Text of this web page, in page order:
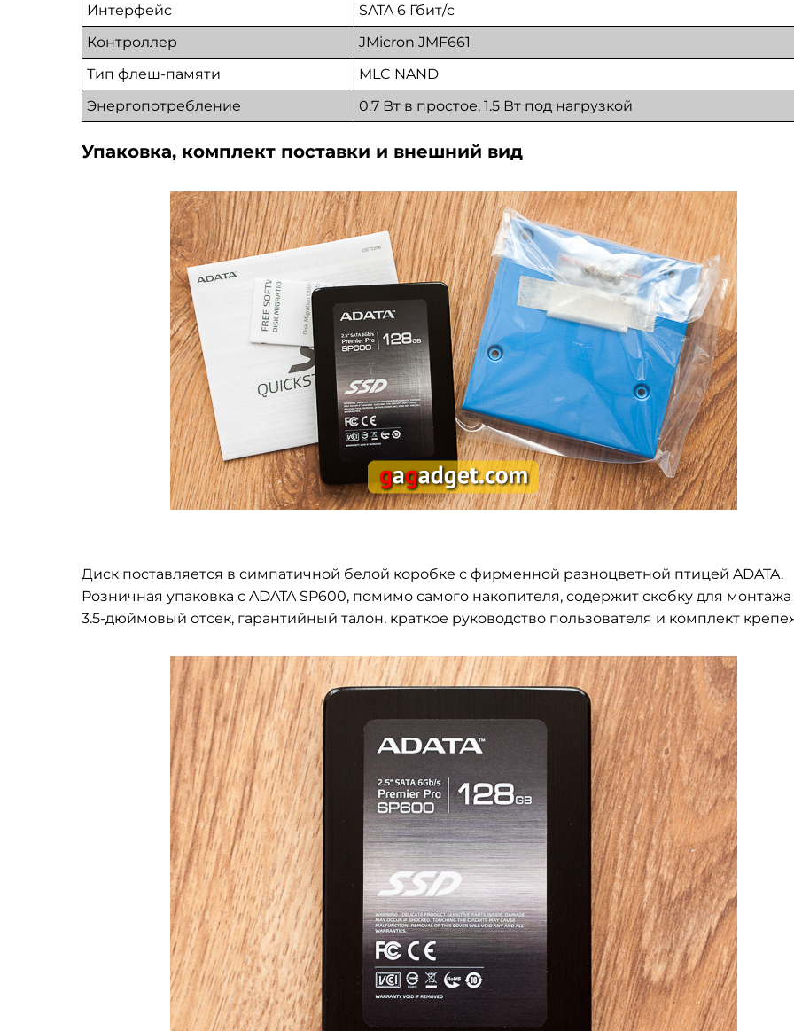
Интерфейс
SATA 6 Гбит/с
Контроллер
JMicron JMF661
Тип флеш-памяти
MLC NAND
Энергопотребление
0.7 Вт в простое, 1.5 Вт под нагрузкой
Упаковка, комплект поставки и внешний вид
Диск поставляется в симпатичной белой коробке с фирменной разноцветной птицей ADATA.
Розничная упаковка с ADATA SP600, помимо самого накопителя, содержит скобку для монтажа
3.5-дюймовый отсек, гарантийный талон, краткое руководство пользователя и комплект